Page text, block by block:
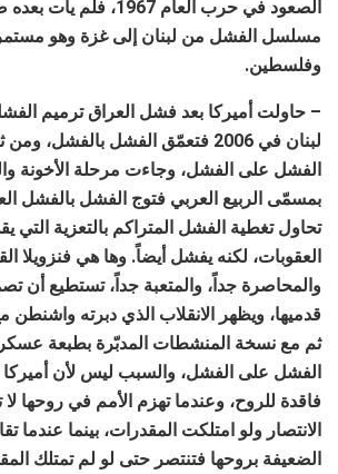
الصعود في حرب العام 1967،
مسلسل الفشل من لبنان إلى غزة وهو
وفلسطين.
– حاولت أميركا بعد فشل العراق ترميم
لبنان في 2006 فتعمّق الفشل
الفشل على الفشل، وجاءت مرحلة الأخونة
بمسمّى الربيع العربي فتوج الفشل بالفشل
تحاول تغطية الفشل المتراكم بالتعزية التي
العقوبات، لكنه يفشل أيضاً. وها هي فنزويلا
والمحاصرة جداً، والمتعبة جداً، تستطيع أن
قدميها، ويظهر الانقلاب الذي دبرته واشنطن
ثم مع نسخة المنشطات المدبّرة بطبعة
الفشل على الفشل، والسبب ليس لأن أميركا
فاقدة للروح، وعندما تهزم الأمم في روحها
الانتصار ولو امتلكت المقدرات، بينما عندما
الضعيفة بروحها فتنتصر حتى لو لم تمتلك